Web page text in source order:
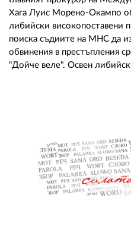
Хага Луис Морено-Окампо
либийски високопоставени
поиска съдиите на МНС да
обвинения в престъпления
"Дойче веле". Освен